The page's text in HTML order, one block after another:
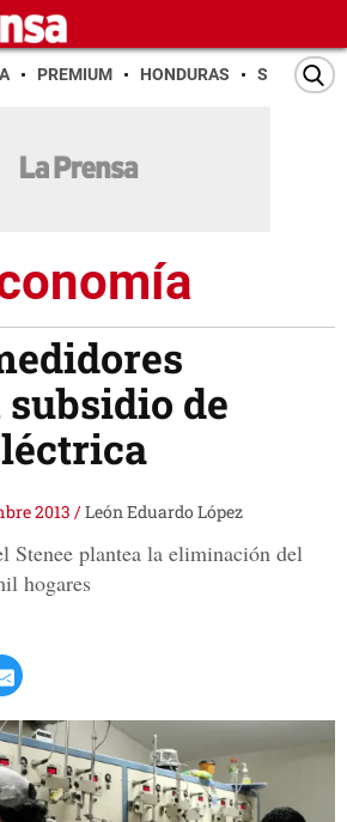
PREMIUM HONDURAS SAN PEDRO
de
2013 /León Eduardo López
Stenee plantea la eliminación del
hogares